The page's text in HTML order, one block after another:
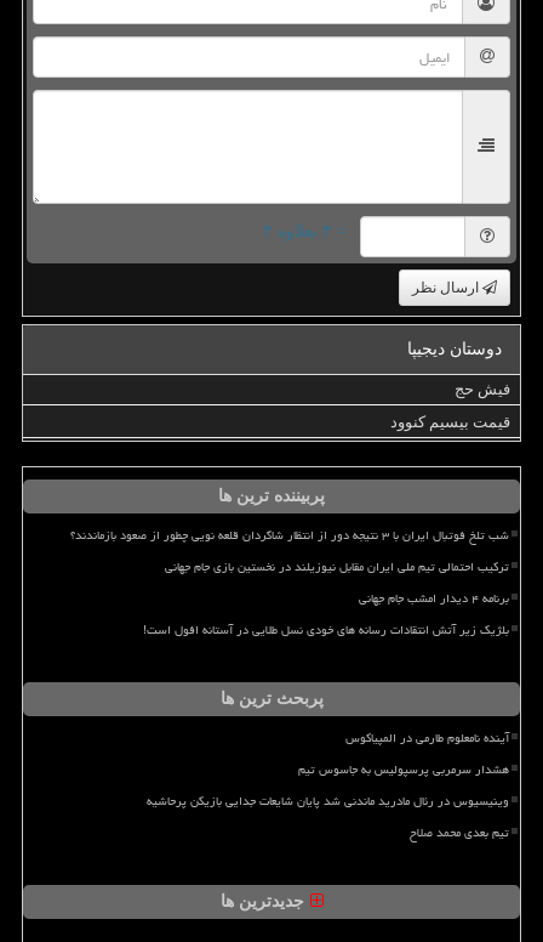
= ۳ بعلاوه ۴
ارسال نظر
دوستان دیجیپا
فیش حج
قیمت بیسیم کنوود
پربیننده ترین ها
شب تلخ فوتبال ایران با ۳ نتیجه دور از انتظار شاگردان قلعه نویی چطور از صعود بازماندند؟
ترکیب احتمالی تیم ملی ایران مقابل نیوزیلند در نخستین بازی جام جهانی
برنامه ۴ دیدار امشب جام جهانی
بلژیک زیر آتش انتقادات رسانه های خودی نسل طلایی در آستانه افول است!
پربحث ترین ها
آینده نامعلوم طارمی در المپیاکوس
هشدار سرمربی پرسپولیس به جاسوس تیم
وینیسیوس در رئال مادرید ماندنی شد پایان شایعات جدایی بازیکن پرحاشیه
تیم بعدی محمد صلاح
جدیدترین ها